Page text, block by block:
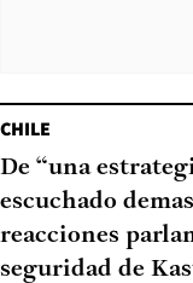
CHILE
De “una
escuchado
reacciones
seguridad de